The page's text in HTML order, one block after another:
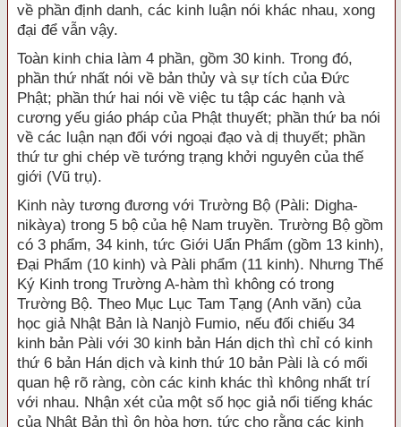
về phần định danh, các kinh luận nói khác nhau, xong
đại để vẫn vậy.
Toàn kinh chia làm 4 phần, gồm 30 kinh. Trong đó,
phần thứ nhất nói về bản thủy và sự tích của Đức
Phật; phần thứ hai nói về việc tu tập các hạnh và
cương yếu giáo pháp của Phật thuyết; phần thứ ba nói
về các luận nạn đối với ngoại đạo và dị thuyết; phần
thứ tư ghi chép về tướng trạng khởi nguyên của thế
giới (Vũ trụ).
Kinh này tương đương với Trường Bộ (Pàli: Digha-
nikàya) trong 5 bộ của hệ Nam truyền. Trường Bộ gồm
có 3 phẩm, 34 kinh, tức Giới Uẩn Phẩm (gồm 13 kinh),
Đại Phẩm (10 kinh) và Pàli phẩm (11 kinh). Nhưng Thế
Ký Kinh trong Trường A-hàm thì không có trong
Trường Bộ. Theo Mục Lục Tam Tạng (Anh văn) của
học giả Nhật Bản là Nanjò Fumio, nếu đối chiếu 34
kinh bản Pàli với 30 kinh bản Hán dịch thì chỉ có kinh
thứ 6 bản Hán dịch và kinh thứ 10 bản Pàli là có mối
quan hệ rõ ràng, còn các kinh khác thì không nhất trí
với nhau. Nhận xét của một số học giả nổi tiếng khác
của Nhật Bản thì ôn hòa hơn, tức cho rằng các kinh